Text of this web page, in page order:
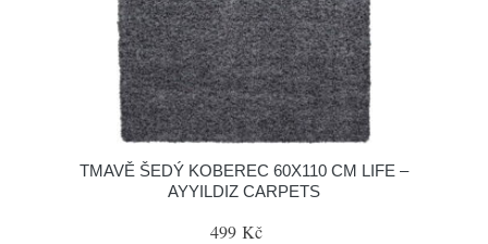
TMAVĚ ŠEDÝ KOBEREC 60X110 CM LIFE –
AYYILDIZ CARPETS
499 Kč